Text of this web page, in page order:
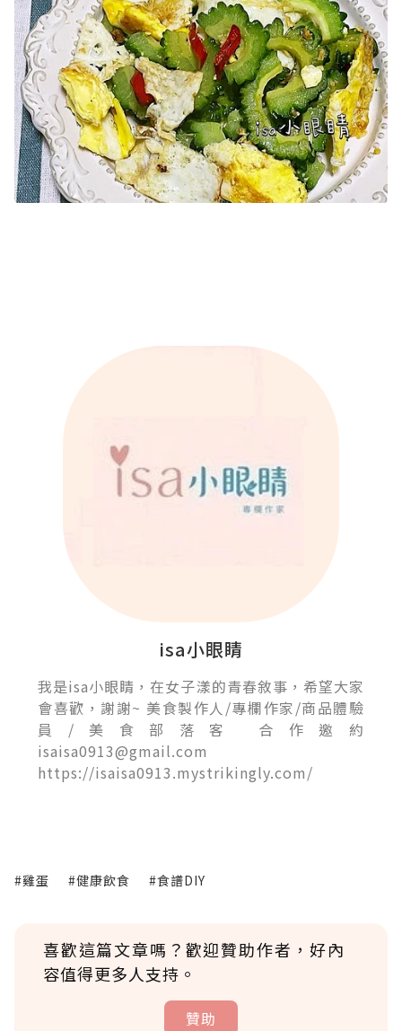
isa小眼睛
我是isa小眼睛，在女子漾的青春敘事，希望大家
會喜歡，謝謝~ 美食製作人/專欄作家/商品體驗
員/美食部落客 合作邀約
isaisa0913@gmail.com
https://isaisa0913.mystrikingly.com/
#雞蛋 #健康飲食 #食譜DIY
喜歡這篇文章嗎？歡迎贊助作者，好內
容值得更多人支持。
贊助